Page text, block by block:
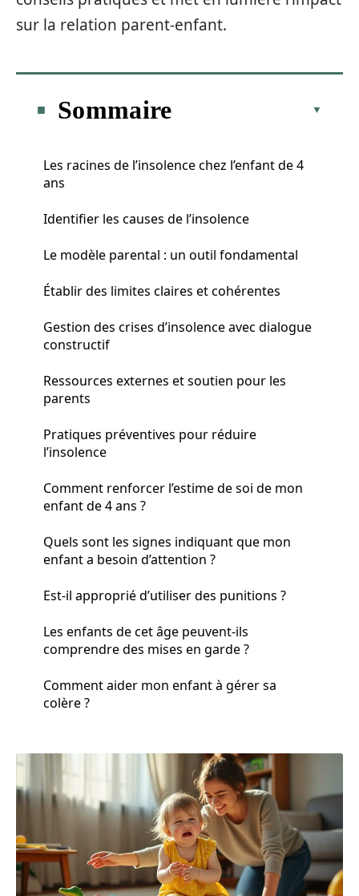
sur la relation parent-enfant.
Sommaire
Les racines de l’insolence chez l’enfant de 4
ans
Identifier les causes de l’insolence
Le modèle parental : un outil fondamental
Établir des limites claires et cohérentes
Gestion des crises d’insolence avec dialogue
constructif
Ressources externes et soutien pour les
parents
Pratiques préventives pour réduire
l’insolence
Comment renforcer l’estime de soi de mon
enfant de 4 ans ?
Quels sont les signes indiquant que mon
enfant a besoin d’attention ?
Est-il approprié d’utiliser des punitions ?
Les enfants de cet âge peuvent-ils
comprendre des mises en garde ?
Comment aider mon enfant à gérer sa
colère ?